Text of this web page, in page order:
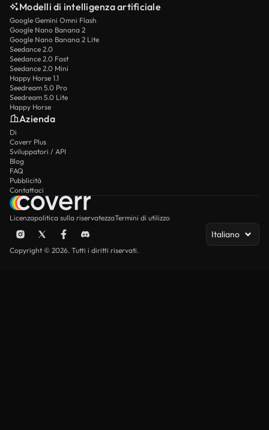
Modelli di intelligenza artificiale
Google Gemini Omni Flash
Google Nano Banana 2
Google Nano Banana 2 Lite
Seedance 2.0
Seedance 2.0 Fast
Seedance 2.0 Mini
Happy Horse 1.1
Seedream 5.0 Pro
Seedream 5.0 Lite
Happy Horse
Azienda
Di
Coverr Plus
Sviluppatori / API
Blog
FAQ
Pubblicità
Contattaci
Licenzapolitica sulla riservatezzaTermini di utilizzo
Italiano
Copyright © 2026. Tutti i diritti riservati.